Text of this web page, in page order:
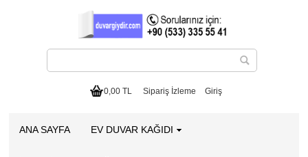
0,00 TL Sipariş İzleme Giriş
ANA SAYFA EV DUVAR KAĞIDI